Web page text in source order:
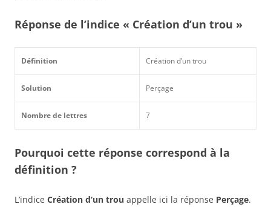
Réponse de l’indice « Création d’un trou »
Définition Création d’un trou
Solution Perçage
Nombre de lettres 7
Pourquoi cette réponse correspond à la
définition ?
L’indice Création d’un trou appelle ici la réponse Perçage.